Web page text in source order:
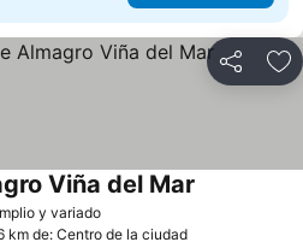
Compartir
y variadoVer precios
Viña del Mar
km de: Centro de la ciudad